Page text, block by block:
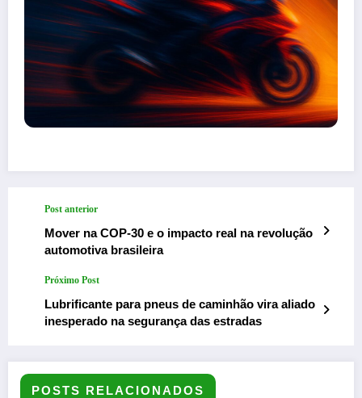
Post anterior
Mover na COP-30 e o impacto real na revolução
automotiva brasileira
Próximo Post
Lubrificante para pneus de caminhão vira aliado
inesperado na segurança das estradas
POSTS RELACIONADOS